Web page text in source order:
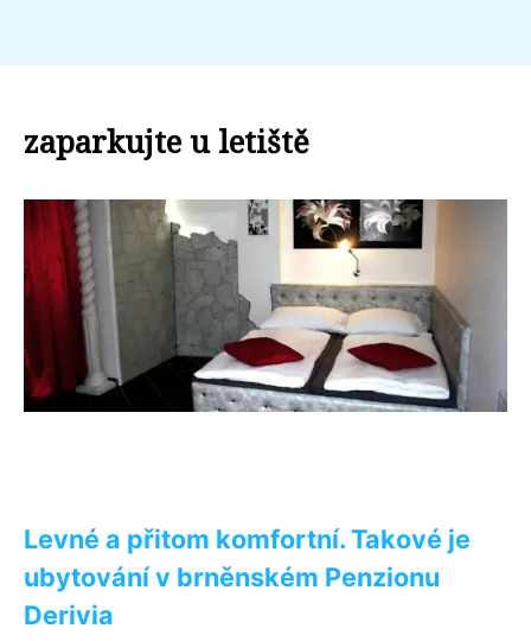
zaparkujte u letiště
Levné a přitom komfortní. Takové je
ubytování v brněnském Penzionu
Derivia